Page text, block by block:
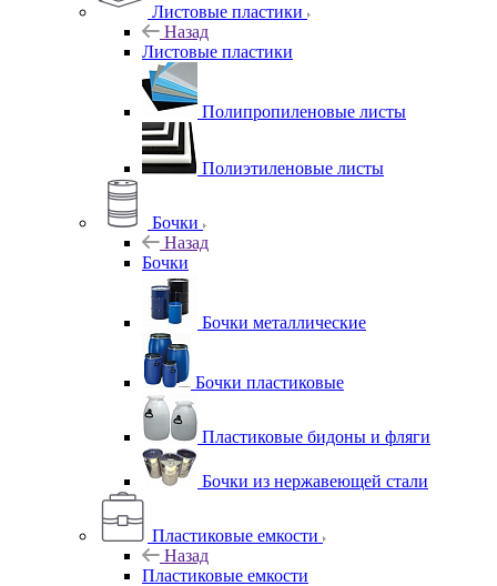
Листовые пластики
Назад
Листовые пластики
Полипропиленовые листы
Полиэтиленовые листы
Бочки
Назад
Бочки
Бочки металлические
Бочки пластиковые
Пластиковые бидоны и фляги
Бочки из нержавеющей стали
Пластиковые емкости
Назад
Пластиковые емкости